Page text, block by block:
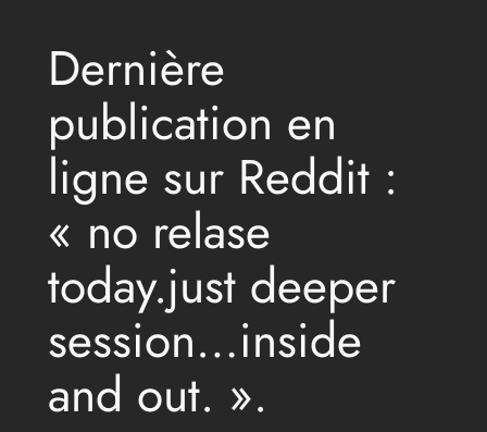
Dernière
publication en
ligne sur Reddit :
« no relase
today.just deeper
session…inside
and out. ».